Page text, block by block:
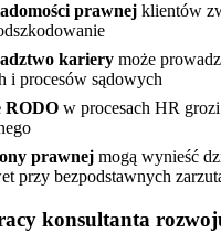
prawnej klientów
kariery może
i procesów sądowych
RODO w procesach HR
prawnej mogą wynieść
przy bezpodstawnych
konsultanta